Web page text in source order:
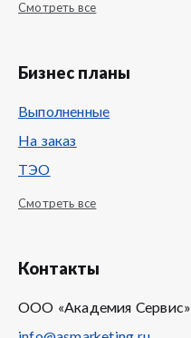
Смотреть все
Бизнес планы
Выполненные
На заказ
ТЭО
Смотреть все
Контакты
ООО «Академия Сервис»